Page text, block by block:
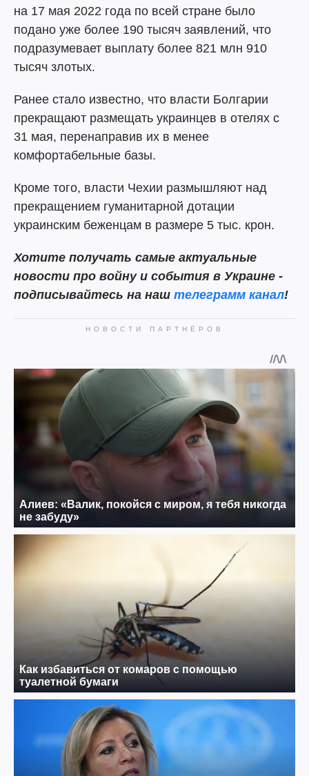
на 17 мая 2022 года по всей стране было
подано уже более 190 тысяч заявлений, что
подразумевает выплату более 821 млн 910
тысяч злотых.
Ранее стало известно, что власти Болгарии
прекращают размещать украинцев в отелях с
31 мая, перенаправив их в менее
комфортабельные базы.
Кроме того, власти Чехии размышляют над
прекращением гуманитарной дотации
украинским беженцам в размере 5 тыс. крон.
Хотите получать самые актуальные
новости про войну и события в Украине -
подписывайтесь на наш телеграмм канал!